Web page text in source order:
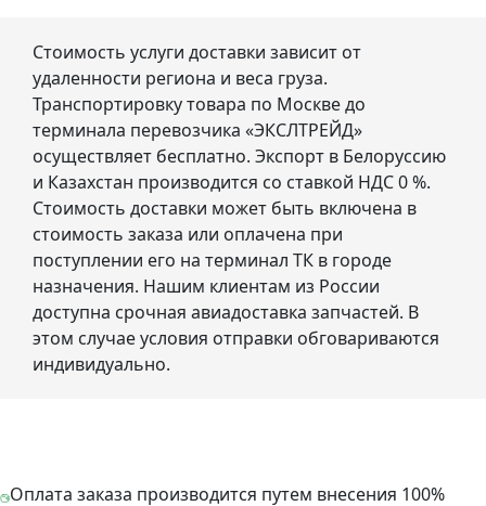
Стоимость услуги доставки зависит от
удаленности региона и веса груза.
Транспортировку товара по Москве до
терминала перевозчика «ЭКСЛТРЕЙД»
осуществляет бесплатно. Экспорт в Белоруссию
и Казахстан производится со ставкой НДС 0 %.
Стоимость доставки может быть включена в
стоимость заказа или оплачена при
поступлении его на терминал ТК в городе
назначения. Нашим клиентам из России
доступна срочная авиадоставка запчастей. В
этом случае условия отправки обговариваются
индивидуально.
Оплата заказа производится путем внесения 100%